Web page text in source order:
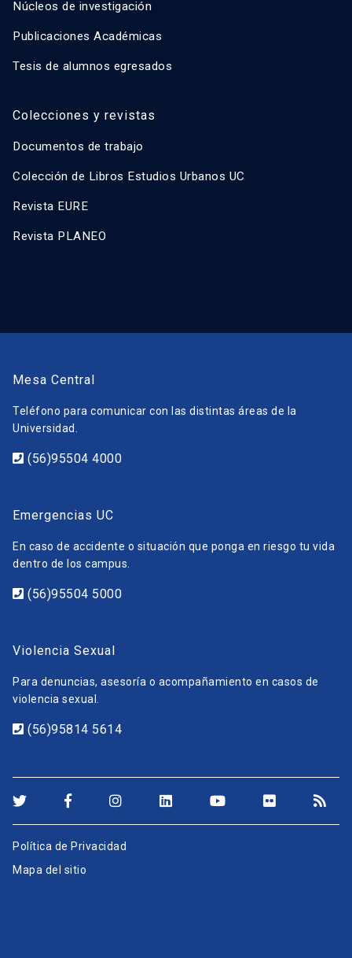
Núcleos de investigación
Publicaciones Académicas
Tesis de alumnos egresados
Colecciones y revistas
Documentos de trabajo
Colección de Libros Estudios Urbanos UC
Revista EURE
Revista PLANEO
Mesa Central
Teléfono para comunicar con las distintas áreas de la
Universidad.
(56)95504 4000
Emergencias UC
En caso de accidente o situación que ponga en riesgo tu vida
dentro de los campus.
(56)95504 5000
Violencia Sexual
Para denuncias, asesoría o acompañamiento en casos de
violencia sexual.
(56)95814 5614
Política de Privacidad
Mapa del sitio